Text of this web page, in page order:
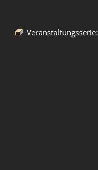
Veranstaltungsserie: